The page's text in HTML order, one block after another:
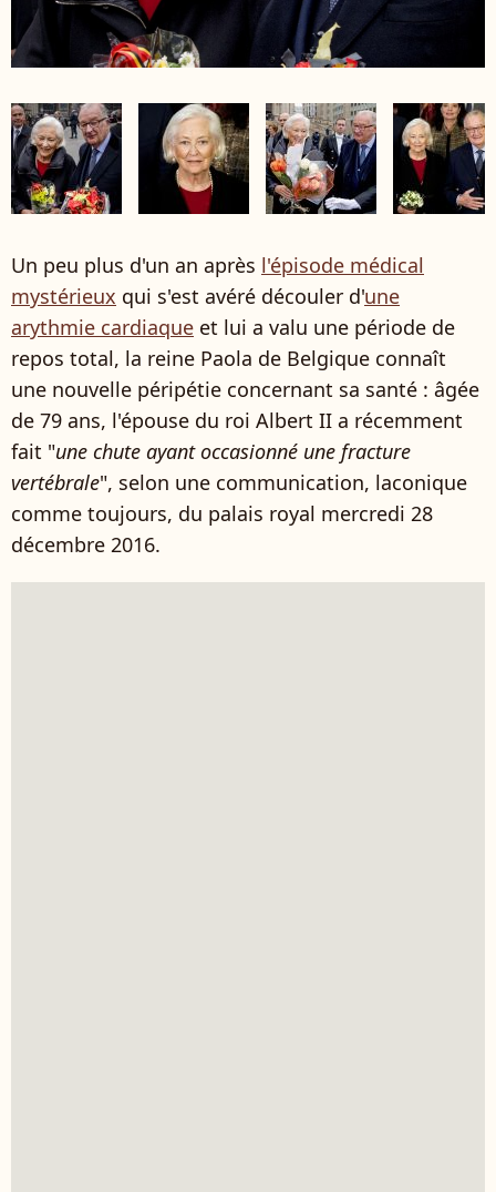
Un peu plus d'un an après l'épisode médical
mystérieux qui s'est avéré découler d'une
arythmie cardiaque et lui a valu une période de
repos total, la reine Paola de Belgique connaît
une nouvelle péripétie concernant sa santé : âgée
de 79 ans, l'épouse du roi Albert II a récemment
fait "une chute ayant occasionné une fracture
vertébrale", selon une communication, laconique
comme toujours, du palais royal mercredi 28
décembre 2016.